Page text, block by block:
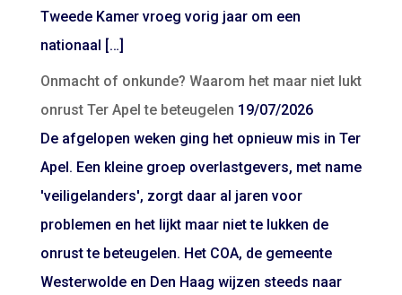
Tweede Kamer vroeg vorig jaar om een
nationaal […]
Onmacht of onkunde? Waarom het maar niet lukt
onrust Ter Apel te beteugelen 19/07/2026
De afgelopen weken ging het opnieuw mis in Ter
Apel. Een kleine groep overlastgevers, met name
'veiligelanders', zorgt daar al jaren voor
problemen en het lijkt maar niet te lukken de
onrust te beteugelen. Het COA, de gemeente
Westerwolde en Den Haag wijzen steeds naar